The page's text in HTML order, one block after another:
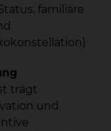
familiäre
trägt
und